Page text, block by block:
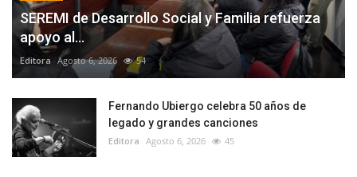
SEREMI de Desarrollo Social y Familia refuerza
apoyo al...
Editora Agosto 6, 2026 54
Fernando Ubiergo celebra 50 años de
legado y grandes canciones
Editora Agosto 6, 2026 45